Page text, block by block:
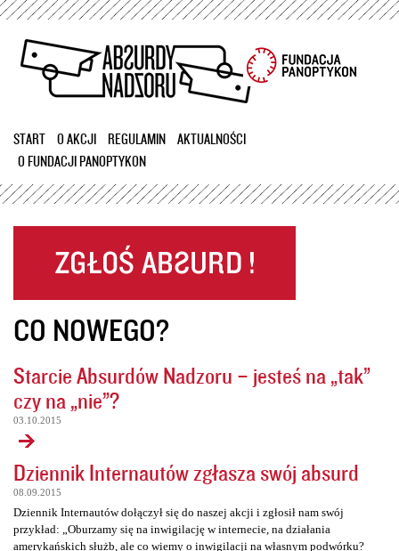
Przejdź
treści
START O AKCJI REGULAMIN
AKTUALNOŚCI
O FUNDACJI PANOPTYKON
CO NOWEGO?
Starcie Absurdów Nadzoru – jesteś na „tak”
czy na „nie”?
03.10.2015
Dziennik Internautów zgłasza swój absurd
08.09.2015
Dziennik Internautów dołączył się do naszej akcji i zgłosił nam swój
przykład: „Oburzamy się na inwigilację w internecie, na działania
amerykańskich służb, ale co wiemy o inwigilacji na własnym podwórku?